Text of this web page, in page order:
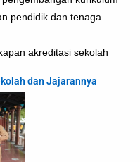
pendidik dan tenaga
akreditasi sekolah
dan Jajarannya